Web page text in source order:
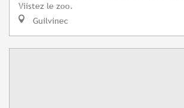
Viistez le zoo.
Guilvinec